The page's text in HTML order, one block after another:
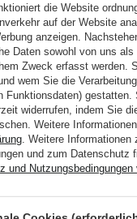
ml
€
Serum
IN
die Website
auf der Website
anzeigen.
Daten sowohl von uns
Zweck erfasst werden.
wem Sie die
Funktionsdaten) gestatten.
widerrufen, indem Sie
Weitere
. Weitere Informationen
und zum Datenschutz
und Nutzungsbedingungen